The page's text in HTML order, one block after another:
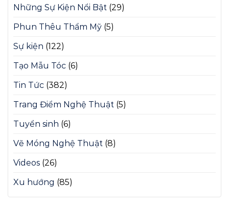
Những Sự Kiện Nổi Bật (29)
Phun Thêu Thẩm Mỹ (5)
Sự kiện (122)
Tạo Mẫu Tóc (6)
Tin Tức (382)
Trang Điểm Nghệ Thuật (5)
Tuyển sinh (6)
Vẽ Móng Nghệ Thuật (8)
Videos (26)
Xu hướng (85)